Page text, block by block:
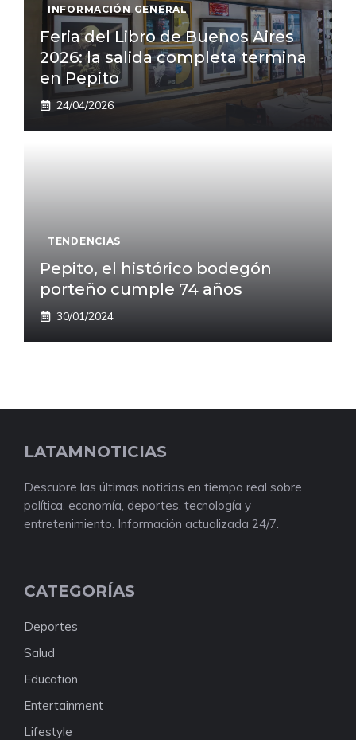
INFORMACIÓN GENERAL
Feria del Libro de Buenos Aires
2026: la salida completa termina
en Pepito
24/04/2026
TENDENCIAS
Pepito, el histórico bodegón
porteño cumple 74 años
30/01/2024
LATAMNOTICIAS
Descubre las últimas noticias en tiempo real sobre
política, economía, deportes, tecnología y
entretenimiento. Información actualizada 24/7.
CATEGORÍAS
Deportes
Salud
Education
Entertainment
Lifestyle